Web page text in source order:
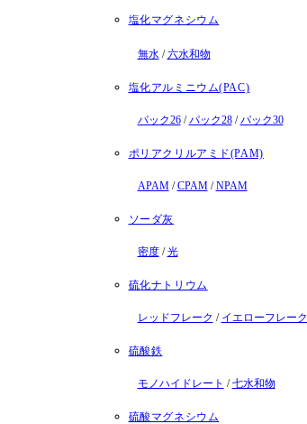
塩化マグネシウム
無水/六水和物
塩化アルミニウム(PAC)
パック26/パック28/パック30
ポリアクリルアミド(PAM)
APAM/CPAM/NPAM
ソーダ灰
密度/光
硫化ナトリウム
レッドフレーク / イエローフレーク
硫酸鉄
モノハイドレート /七水和物
硫酸マグネシウム